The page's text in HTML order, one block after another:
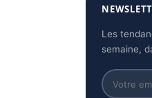
Les
semaine,